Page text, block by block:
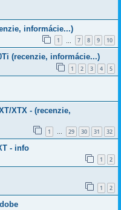
informácie...)
1 7 8 9 10
(recenzie, informácie...)
1 2 3 4 5
XTX - (recenzie,
1 … 29 30 31 32
- info
1 2
1 2